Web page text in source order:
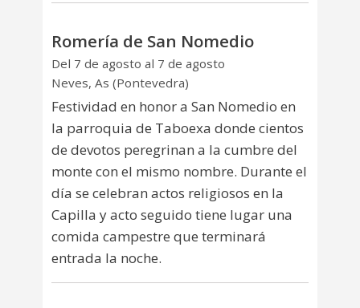
Romería de San Nomedio
Del 7 de agosto al 7 de agosto
Neves, As (Pontevedra)
Festividad en honor a San Nomedio en
la parroquia de Taboexa donde cientos
de devotos peregrinan a la cumbre del
monte con el mismo nombre. Durante el
día se celebran actos religiosos en la
Capilla y acto seguido tiene lugar una
comida campestre que terminará
entrada la noche.